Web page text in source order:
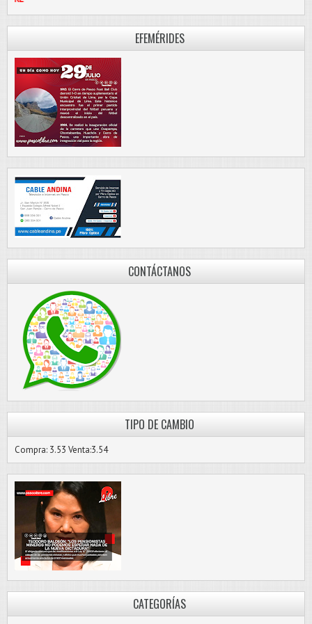
EFEMÉRIDES
CONTÁCTANOS
TIPO DE CAMBIO
Compra: 3.53 Venta:3.54
CATEGORÍAS